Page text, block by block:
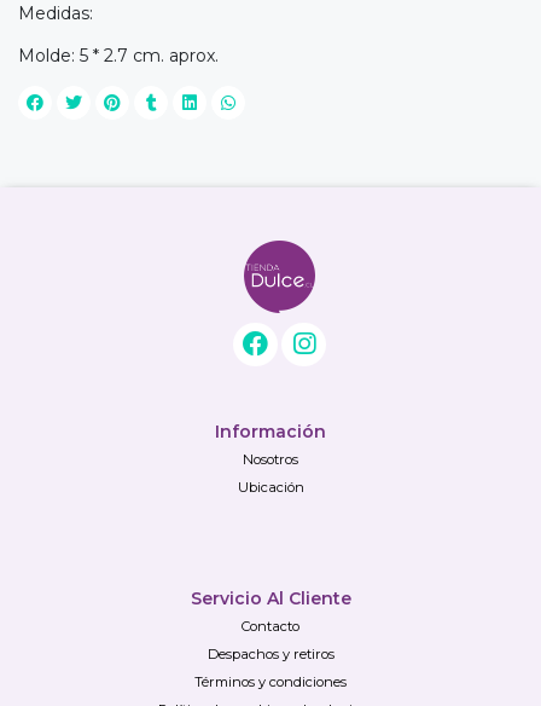
Medidas:
Molde: 5 * 2.7 cm. aprox.
Información
Nosotros
Ubicación
Servicio Al Cliente
Contacto
Despachos y retiros
Términos y condiciones